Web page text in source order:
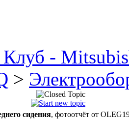
-
>
сидения, фотоотчёт от